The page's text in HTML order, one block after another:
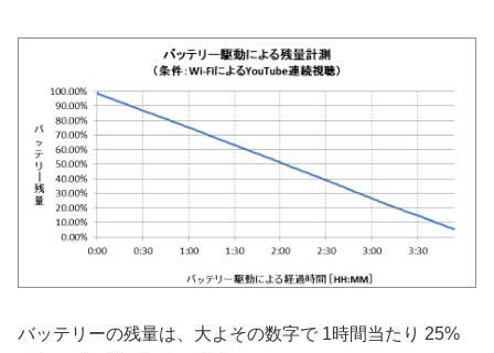
バッテリーの残量は、大よその数字で 1時間当たり 25%